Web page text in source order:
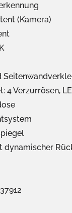
(Kamera)
4 Verzurrösen,
dynamischer